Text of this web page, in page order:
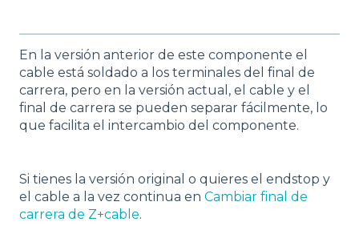
En la versión anterior de este componente el
cable está soldado a los terminales del final de
carrera, pero en la versión actual, el cable y el
final de carrera se pueden separar fácilmente, lo
que facilita el intercambio del componente.
Si tienes la versión original o quieres el endstop y
el cable a la vez continua en Cambiar final de
carrera de Z+cable.